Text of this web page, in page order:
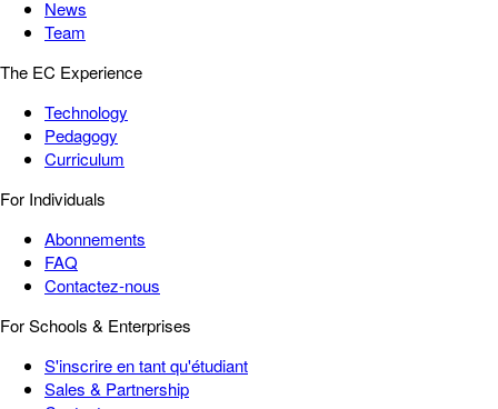
News
Team
The EC Experience
Technology
Pedagogy
Curriculum
For Individuals
Abonnements
FAQ
Contactez-nous
For Schools & Enterprises
S'inscrire en tant qu'étudiant
Sales & Partnership